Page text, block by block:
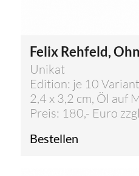
Felix Rehfeld,
Unikat
Edition: je 10
2,4 x 3,2 cm, Öl auf
Preis: 180,- Euro
Bestellen